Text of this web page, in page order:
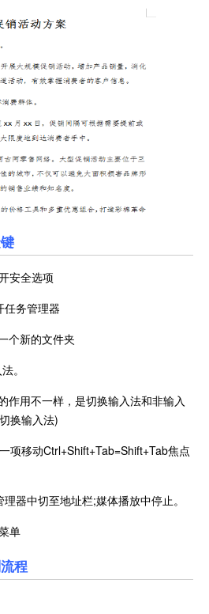
安全选项
务管理器
新的文件夹
。
用不一样，是切换输入法和非输入
换输入法)
移动Ctrl+Shift+Tab=Shift+Tab焦点
器中切至地址栏;媒体播放中停止。
单
程